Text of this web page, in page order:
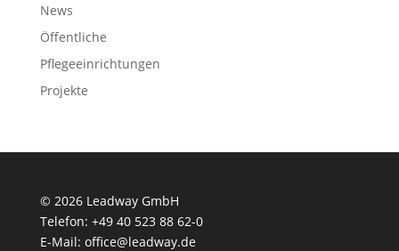
News
Öffentliche
Pflegeeinrichtungen
Projekte
© 2026 Leadway GmbH
Telefon: +49 40 523 88 62-0
E-Mail: office@leadway.de